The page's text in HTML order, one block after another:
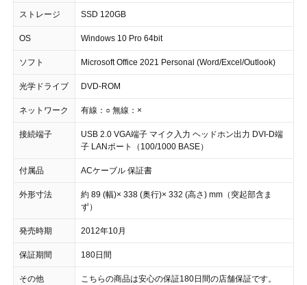
ストレージ SSD 120GB
OS Windows 10 Pro 64bit
ソフト Microsoft Office 2021 Personal (Word/Excel/Outlook)
光学ドライブ DVD-ROM
ネットワーク 有線：○ 無線：×
接続端子
USB 2.0 VGA端子 マイク入力 ヘッドホン出力 DVI-D端
子 LANポート（100/1000 BASE）
付属品 ACケーブル 保証書
外形寸法
約 89 (幅)× 338 (奥行)× 332 (高さ) mm（突起部含ま
ず）
発売時期 2012年10月
保証期間 180日間
その他
こちらの商品は安心の保証180日間の店舗保証です。